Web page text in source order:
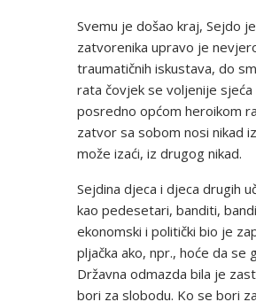
Svemu je došao kraj, Sejdo
zatvorenika upravo je
traumatičnih iskustava, do
rata čovjek se voljenije
posredno općom heroikom
zatvor sa sobom nosi nikad
može izaći, iz drugog nikad.
Sejdina djeca i djeca drugih
kao pedesetari, banditi,
ekonomski i politički bio je
pljačka ako, npr., hoće da
Državna odmazda bila je
bori za slobodu. Ko se bori